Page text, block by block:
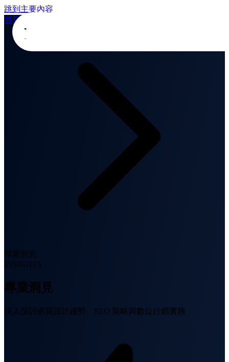
跳到主要內容
首頁
專業洞見
INSIGHTS
專業洞見
深入探討網頁設計趨勢、SEO 策略與數位行銷實務